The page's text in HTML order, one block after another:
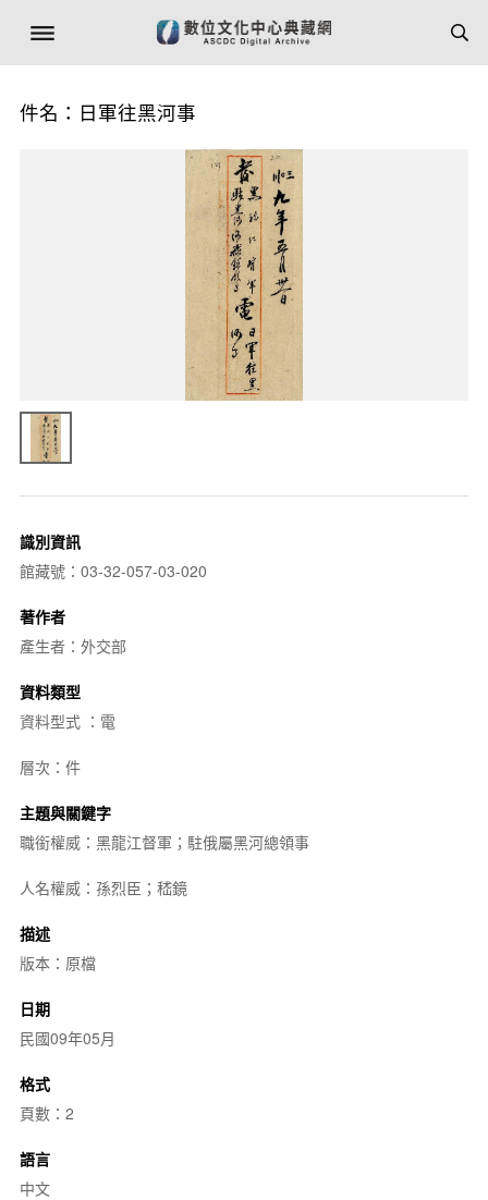
件名：日軍往黑河事
識別資訊
館藏號：03-32-057-03-020
著作者
產生者：外交部
資料類型
資料型式 ：電
層次：件
主題與關鍵字
職銜權威：黑龍江督軍；駐俄屬黑河總領事
人名權威：孫烈臣；嵇鏡
描述
版本：原檔
日期
民國09年05月
格式
頁數：2
語言
中文